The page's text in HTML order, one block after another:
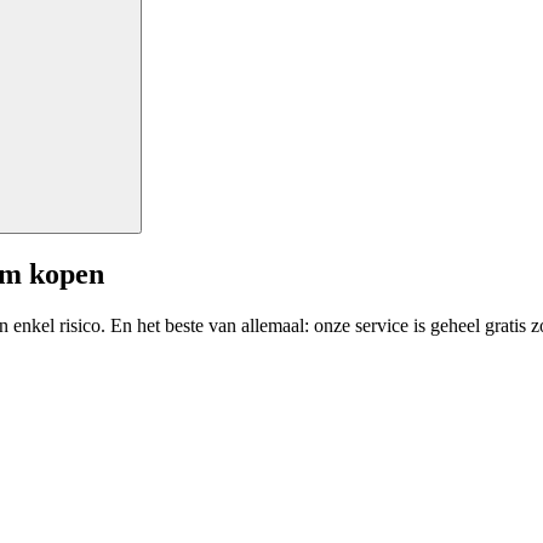
kopen
risico. En het beste van allemaal: onze service is geheel gratis